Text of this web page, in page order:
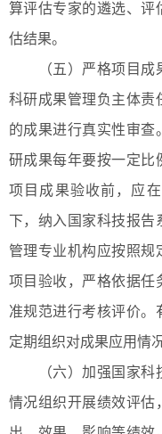
算评估专家的遴选、评
估结果。
（五）严格项目成果
科研成果管理负主体责
的成果进行真实性审查
研成果每年要按一定比
项目成果验收前，应
下，纳入国家科技报告
管理专业机构应按照规
项目验收，严格依据任
准规范进行考核评价。
定期组织对成果应用情
（六）加强国家科
情况组织开展绩效评估